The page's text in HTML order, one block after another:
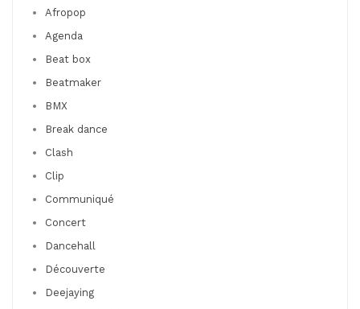
Afropop
Agenda
Beat box
Beatmaker
BMX
Break dance
Clash
Clip
Communiqué
Concert
Dancehall
Découverte
Deejaying